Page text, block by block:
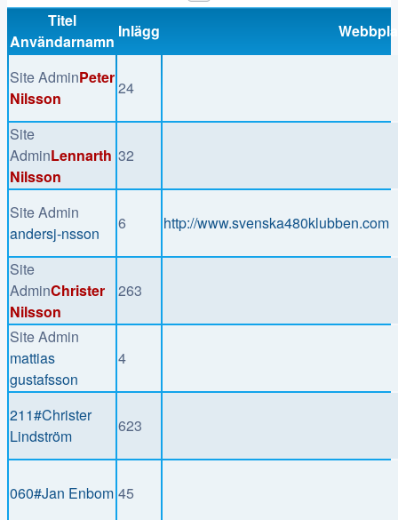
Titel
Användarnamn
Inlägg
Site AdminPeter
Nilsson
24
Site
AdminLennarth
Nilsson
32
Site Admin
andersj-nsson
6 http://www.svenska480klubben.com
Site
AdminChrister
Nilsson
263
Site Admin
mattias
gustafsson
4
211#Christer
Lindström
623
060#Jan Enbom 45